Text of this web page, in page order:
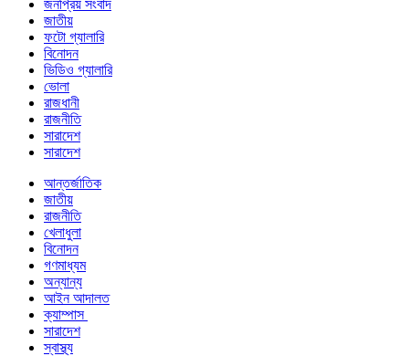
জনপ্রিয় সংবাদ
জাতীয়
ফটো গ্যালারি
বিনোদন
ভিডিও গ্যালারি
ভোলা
রাজধানী
রাজনীতি
সারাদেশ
সারাদেশ
আন্তর্জাতিক
জাতীয়
রাজনীতি
খেলাধুলা
বিনোদন
গণমাধ্যম
অন্যান্য
আইন আদালত
ক্যাম্পাস
সারাদেশ
স্বাস্থ্য